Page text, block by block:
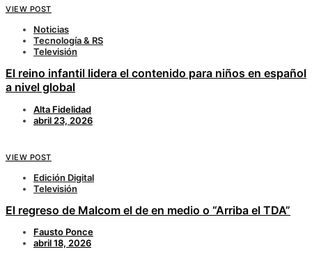
VIEW POST
Noticias
Tecnología & RS
Televisión
El reino infantil lidera el contenido para niños en español
a nivel global
Alta Fidelidad
abril 23, 2026
VIEW POST
Edición Digital
Televisión
El regreso de Malcom el de en medio o “Arriba el TDA”
Fausto Ponce
abril 18, 2026